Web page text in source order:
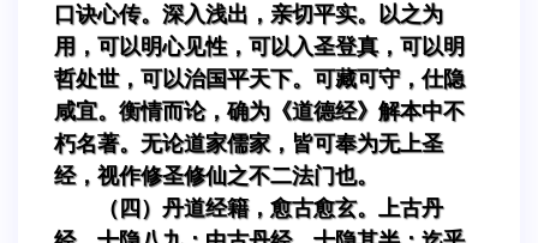
口诀心传。深入浅出，亲切平实。以之为
用，可以明心见性，可以入圣登真，可以明
哲处世，可以治国平天下。可藏可守，仕隐
咸宜。衡情而论，确为《道德经》解本中不
朽名著。无论道家儒家，皆可奉为无上圣
经，视作修圣修仙之不二法门也。
（四）丹道经籍，愈古愈玄。上古丹